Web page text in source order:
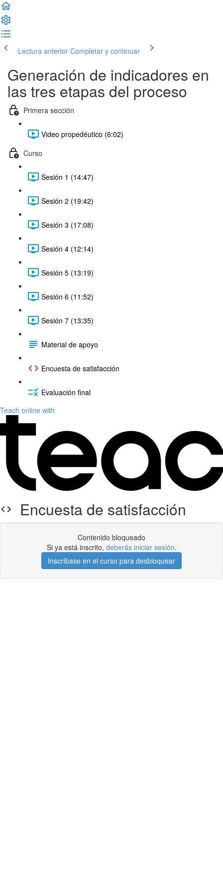
Lectura anterior Completar y continuar
Generación de indicadores en
las tres etapas del proceso
Primera sección
Video propedéutico (6:02)
Curso
Sesión 1 (14:47)
Sesión 2 (19:42)
Sesión 3 (17:08)
Sesión 4 (12:14)
Sesión 5 (13:19)
Sesión 6 (11:52)
Sesión 7 (13:35)
Material de apoyo
Encuesta de satisfacción
Evaluación final
Teach online with
Encuesta de satisfacción
Contenido bloqueado
Si ya está inscrito, deberás iniciar sesión.
Inscríbase en el curso para desbloquear